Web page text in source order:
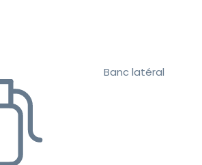
Banc latéral